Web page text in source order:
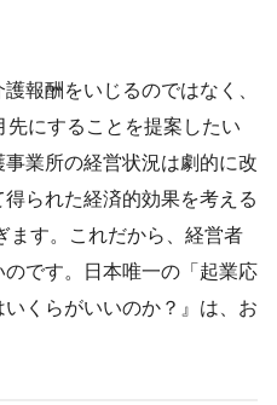
報酬をいじるのではなく、
にすることを提案したい
業所の経営状況は劇的に改
られた経済的効果を考える
ます。これだから、経営者
です。日本唯一の「起業応
くらがいいのか？』は、お